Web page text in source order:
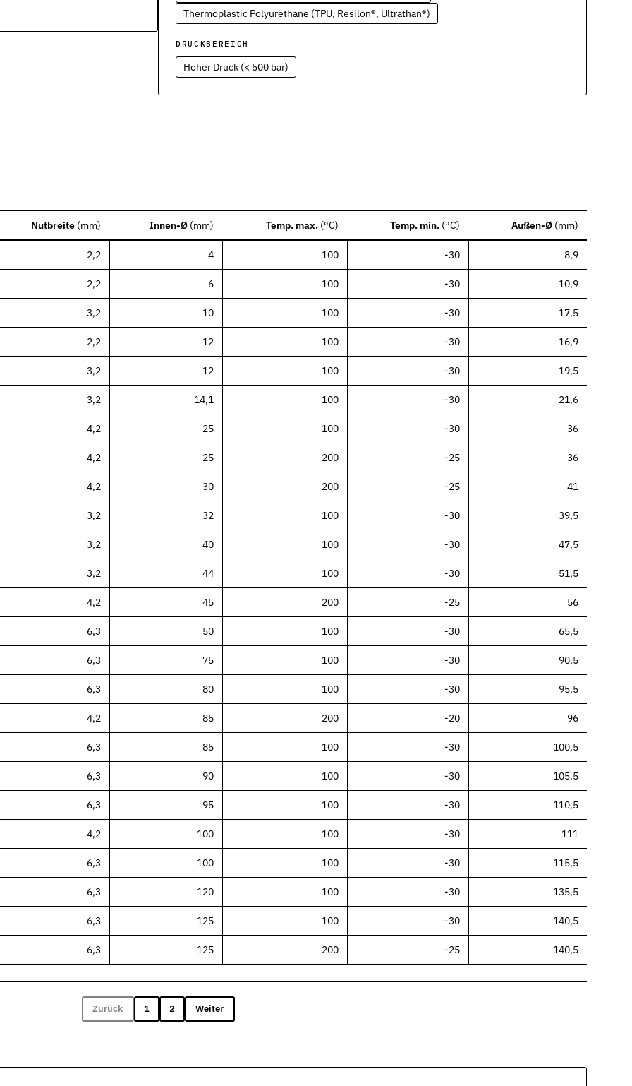
Auswahl
Einzelseiten
und Werkstoffe
Thermoplastic Polyurethane (TPU, Resilon®, Ultrathan®)
DRUCKBEREICH
Hoher Druck (< 500 bar)
Nutbreite (mm) Innen-Ø (mm) Temp. max. (°C) Temp. min. (°C) Außen-Ø (mm)
2,2 4 100 -30 8,9
2,2 6 100 -30 10,9
3,2 10 100 -30 17,5
2,2 12 100 -30 16,9
3,2 12 100 -30 19,5
3,2 14,1 100 -30 21,6
4,2 25 100 -30 36
4,2 25 200 -25 36
4,2 30 200 -25 41
3,2 32 100 -30 39,5
3,2 40 100 -30 47,5
3,2 44 100 -30 51,5
4,2 45 200 -25 56
6,3 50 100 -30 65,5
6,3 75 100 -30 90,5
6,3 80 100 -30 95,5
4,2 85 200 -20 96
6,3 85 100 -30 100,5
6,3 90 100 -30 105,5
6,3 95 100 -30 110,5
4,2 100 100 -30 111
6,3 100 100 -30 115,5
6,3 120 100 -30 135,5
6,3 125 100 -30 140,5
6,3 125 200 -25 140,5
Zurück 1 2 Weiter